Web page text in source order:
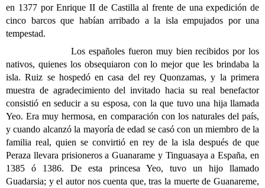
en 1377 por Enrique II de Castilla al frente de una expedición de
cinco barcos que habían arribado a la isla empujados por una
tempestad.
Los españoles fueron muy bien recibidos por los
nativos, quienes los obsequiaron con lo mejor que les brindaba la
isla. Ruiz se hospedó en casa del rey Quonzamas, y la primera
muestra de agradecimiento del invitado hacia su real benefactor
consistió en seducir a su esposa, con la que tuvo una hija llamada
Yeo. Era muy hermosa, en comparación con los naturales del país,
y cuando alcanzó la mayoría de edad se casó con un miembro de la
familia real, quien se convirtió en rey de la isla después de que
Peraza llevara prisioneros a Guanarame y Tinguasaya a España, en
1385 ó 1386. De esta princesa Yeo, tuvo un hijo llamado
Guadarsia; y el autor nos cuenta que, tras la muerte de Guanareme,